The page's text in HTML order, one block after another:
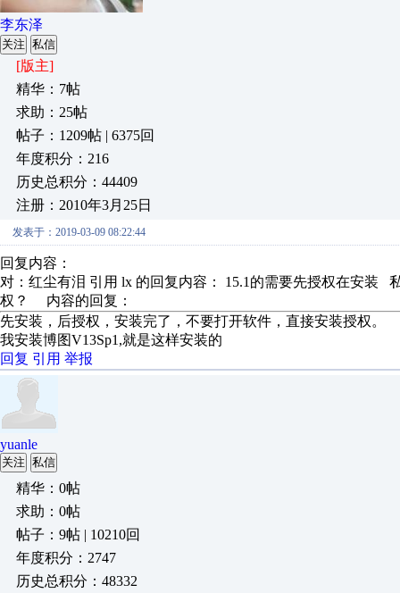
李东泽
关注 私信
[版主]
精华：7帖
求助：25帖
帖子：1209帖 | 6375回
年度积分：216
历史总积分：44409
注册：2010年3月25日
发表于：2019-03-09 08:22:44
回复内容：
对：红尘有泪 引用 lx 的回复内容： 15.1的需要先授权在安装
权？ 内容的回复：
先安装，后授权，安装完了，不要打开软件，直接安装授权。
我安装博图V13Sp1,就是这样安装的
回复 引用 举报
yuanle
关注 私信
精华：0帖
求助：0帖
帖子：9帖 | 10210回
年度积分：2747
历史总积分：48332